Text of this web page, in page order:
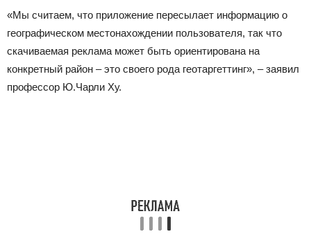
«Мы считаем, что приложение пересылает информацию о
географическом местонахождении пользователя, так что
скачиваемая реклама может быть ориентирована на
конкретный район – это своего рода геотаргеттинг», – заявил
профессор Ю.Чарли Ху.